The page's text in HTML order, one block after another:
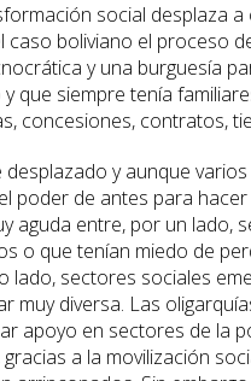
social desplaza
caso boliviano el proceso
y una burguesía
que siempre tenía
concesiones, contratos,
desplazado y aunque
poder de antes para
aguda entre, por un lado,
o que tenían miedo de
lado, sectores sociales
muy diversa. Las
apoyo en sectores de la
gracias a la movilización